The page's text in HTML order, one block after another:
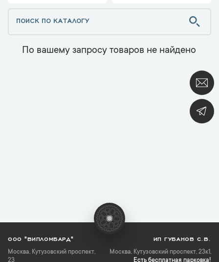
По вашему запросу товаров не найдено
ООО "ВИПЛОМБАРД"
Москва, Кутузовский проспект,
23
ИП ГУБАНОВ С.В.
Москва, Кутузовский проспект, 23к1,
Есть бесплатная парковка!